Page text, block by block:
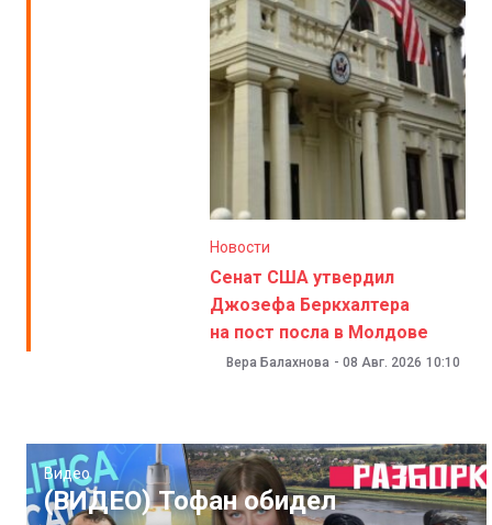
Новости
Сенат США утвердил
Джозефа Беркхалтера
на пост посла в Молдове
Вера Балахнова - 08 Авг. 2026 10:10
Видео
(ВИДЕО) Тофан обидел